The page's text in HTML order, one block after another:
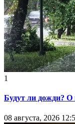
1
Будут ли дожди? О
08 августа, 2026